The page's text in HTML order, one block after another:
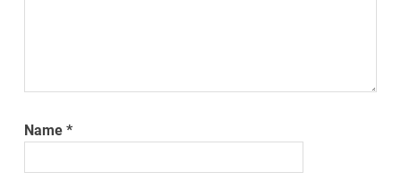
Name*